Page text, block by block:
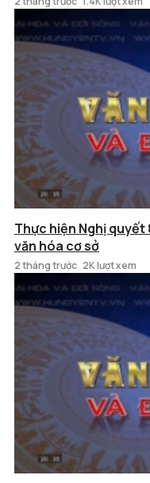
Thực hiện Nghị
văn hóa cơ sở
2 tháng trước 2K lượt xem